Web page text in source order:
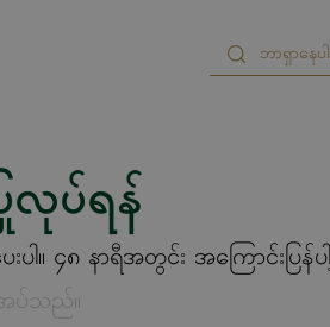
ြုလုပ်ရန်
။ ၄၈ နာရီအတွင်း အကြောင်းပြန်ပ
ပ်သည်။